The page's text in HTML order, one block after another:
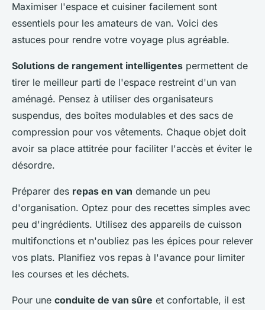
Maximiser l'espace et cuisiner facilement sont
essentiels pour les amateurs de van. Voici des
astuces pour rendre votre voyage plus agréable.
Solutions de rangement intelligentes permettent de
tirer le meilleur parti de l'espace restreint d'un van
aménagé. Pensez à utiliser des organisateurs
suspendus, des boîtes modulables et des sacs de
compression pour vos vêtements. Chaque objet doit
avoir sa place attitrée pour faciliter l'accès et éviter le
désordre.
Préparer des repas en van demande un peu
d'organisation. Optez pour des recettes simples avec
peu d'ingrédients. Utilisez des appareils de cuisson
multifonctions et n'oubliez pas les épices pour relever
vos plats. Planifiez vos repas à l'avance pour limiter
les courses et les déchets.
Pour une conduite de van sûre et confortable, il est